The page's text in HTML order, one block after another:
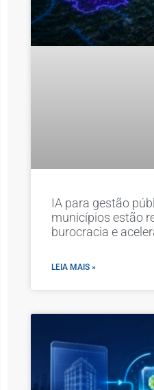
IA para gestão
municípios estão
burocracia e
LEIA MAIS »